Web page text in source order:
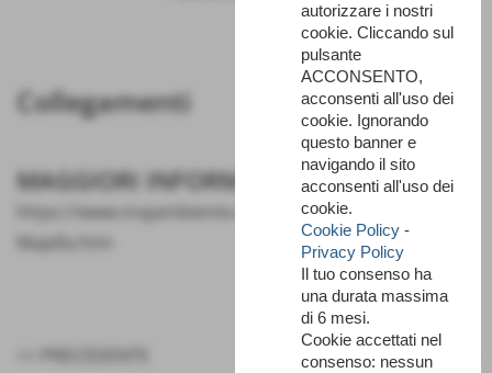
Collegamenti
MAGGIORI INFORMAZIONI
https://www.majambiente.it/Monte-Amaro-da-Fondo-
Majella.htm
SUCCESSIVO >>
autorizzare i nostri
cookie. Cliccando sul
pulsante
ACCONSENTO,
acconsenti all'uso dei
cookie. Ignorando
questo banner e
navigando il sito
acconsenti all'uso dei
cookie.
Cookie Policy -
Privacy Policy
Il tuo consenso ha
una durata massima
di 6 mesi.
Cookie accettati nel
consenso: nessun